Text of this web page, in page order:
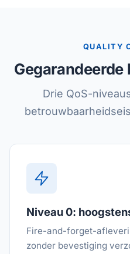
QUALITY
Drie QoS-
Niveau 0:
Fire-and-forget-
zonder bevestiging